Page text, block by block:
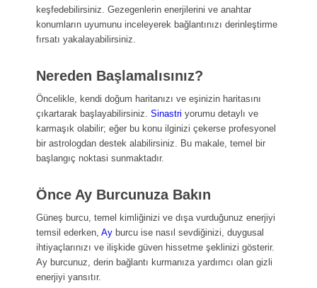
keşfedebilirsiniz. Gezegenlerin enerjilerini ve anahtar
konumların uyumunu inceleyerek bağlantınızı derinleştirme
fırsatı yakalayabilirsiniz.
Nereden Başlamalısınız?
Öncelikle, kendi doğum haritanızı ve eşinizin haritasını
çıkartarak başlayabilirsiniz. Sinastri yorumu detaylı ve
karmaşık olabilir; eğer bu konu ilginizi çekerse profesyonel
bir astrologdan destek alabilirsiniz. Bu makale, temel bir
başlangıç noktasi sunmaktadır.
Önce Ay Burcunuza Bakın
Güneş burcu, temel kimliğinizi ve dışa vurduğunuz enerjiyi
temsil ederken, Ayburcu ise nasıl sevdiğinizi, duygusal
ihtiyaçlarınızı ve ilişkide güven hissetme şeklinizi gösterir.
Ay burcunuz, derin bağlantı kurmanıza yardımcı olan gizli
enerjiyi yansıtır.